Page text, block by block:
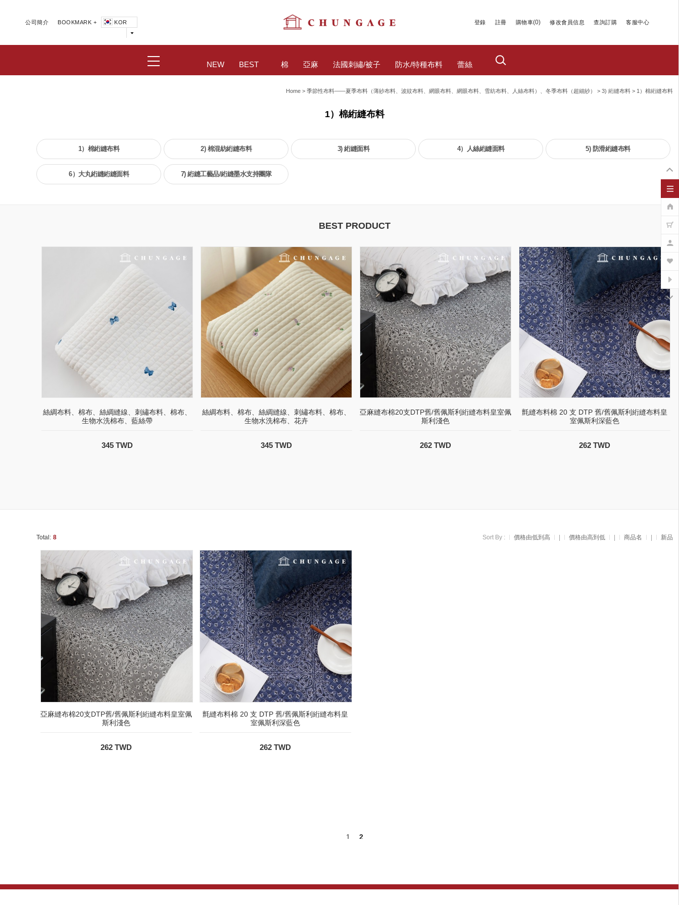
公司簡介 BOOKMARK + KOR 登錄 註冊 購物車(0) 修改會員信息 查詢訂購 客服中心
NEW BEST 棉 亞麻 法國刺繡/被子 防水/特種布料 蕾絲
Home > 季節性布料——夏季布料（薄紗布料、波紋布料、網眼布料、網眼布料、雪紡布料、人絲布料）、冬季布料（超細紗） > 3) 絎縫布料 > 1）棉絎縫布料
1）棉絎縫布料
1）棉絎縫布料 2) 棉混紡絎縫布料 3) 絎縫面料 4）人絲絎縫面料 5) 防滑絎縫布料
6）大丸絎縫絎縫面料 7) 絎縫工藝品/絎縫墨水支持團隊
BEST PRODUCT
絲綢布料、棉布、絲綢縫線、刺繡布料、棉布、
生物水洗棉布、藍絲帶
345 TWD
絲綢布料、棉布、絲綢縫線、刺繡布料、棉布、
生物水洗棉布、花卉
345 TWD
亞麻縫布棉20支DTP舊/舊佩斯利絎縫布料皇室佩
斯利淺色
262 TWD
氈縫布料棉 20 支 DTP 舊/舊佩斯利絎縫布料皇
室佩斯利深藍色
262 TWD
Total: 8 Sort By : 價格由低到高 價格由高到低 商品名 新品
亞麻縫布棉20支DTP舊/舊佩斯利絎縫布料皇室佩
斯利淺色
262 TWD
氈縫布料棉 20 支 DTP 舊/舊佩斯利絎縫布料皇
室佩斯利深藍色
262 TWD
1 2